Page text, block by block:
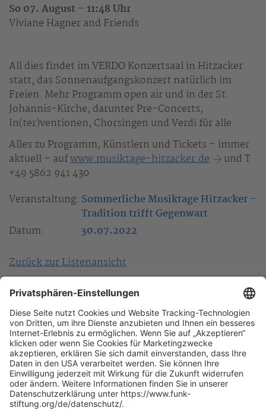
So 07. August – 11:48 Uhr
Viviane Hagner and Friends
All dies findet im VERDO Konzertsaal in Hitzacker
statt, das Sonnenaufgangskonzert natürlich im
Freien. Mehr Programm open air und in der St.
Johannis-Kirche, darunter Pre-Concerts,
In(ter)ventionen, Chorsingen und Verdi für alle.
Alles zu Programm, Künstlern und Tickets – immer
aktuell – aufwww.musiktage-hitzacker.de
und T
+49 5862 941 430
Veranstaltung: Sommerliche Musiktage Hitzacker –
Tradition trifft Gegenwart
Datum:
30.07.2022
Zurück zur Listenansicht
Ihr Kontakt
Jana Würtenberger
+49 40 35914-434
E-Mail schreiben
+49 40 35914-900